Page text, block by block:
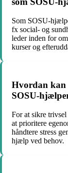
Som SOSU-
fx social- og
leder inden for
kurser og
Hvordan kan
SOSU-
For at sikre
at prioritere
håndtere stress
hjælp ved behov.